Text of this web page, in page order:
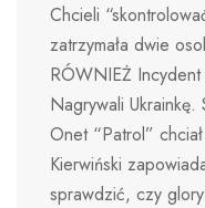
Chcieli
zatrzymała dwie
RÓWNIEŻ
Nagrywali
Onet “Patrol”
Kierwiński
sprawdzić, czy